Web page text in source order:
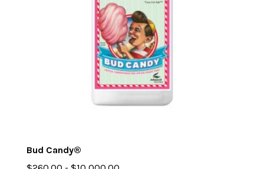
Bud Candy®